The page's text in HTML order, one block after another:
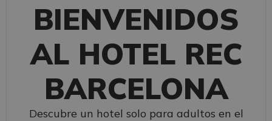
BIENVENIDOS
AL HOTEL REC
BARCELONA
Descubre un hotel solo para adultos en el